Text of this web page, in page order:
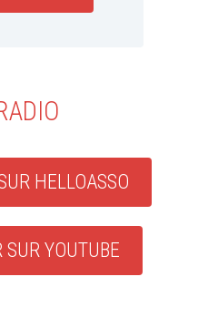
HELLOASSO
SUR YOUTUBE